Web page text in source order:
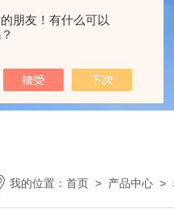
朋友！有什么可以
我的位置： 首页 > 产品中心 >